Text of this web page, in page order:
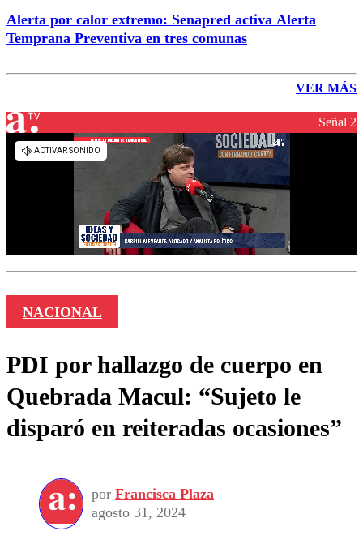
Alerta por calor extremo: Senapred activa Alerta
Temprana Preventiva en tres comunas
VER MÁS
Señal 2
NACIONAL
PDI por hallazgo de cuerpo en
Quebrada Macul: “Sujeto le
disparó en reiteradas ocasiones”
por Francisca Plaza
agosto 31, 2024